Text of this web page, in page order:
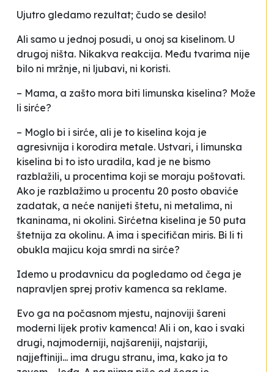
Ujutro gledamo rezultat; čudo se desilo!
Ali samo u jednoj posudi, u onoj sa kiselinom. U
drugoj ništa. Nikakva reakcija. Među tvarima nije
bilo ni mržnje, ni ljubavi, ni koristi.
– Mama, a zašto mora biti limunska kiselina? Može
li sirće?
– Moglo bi i sirće, ali je to kiselina koja je
agresivnija i korodira metale. Ustvari, i limunska
kiselina bi to isto uradila, kad je ne bismo
razblažili, u procentima koji se moraju poštovati.
Ako je razblažimo u procentu 20 posto obaviće
zadatak, a neće nanijeti štetu, ni metalima, ni
tkaninama, ni okolini. Sirćetna kiselina je 50 puta
štetnija za okolinu. A ima i specifičan miris. Bi li ti
obukla majicu koja smrdi na sirće?
Idemo u prodavnicu da pogledamo od čega je
napravljen sprej protiv kamenca sa reklame.
Evo ga na počasnom mjestu, najnoviji šareni
moderni lijek protiv kamenca! Ali i on, kao i svaki
drugi, najmoderniji, najšareniji, najstariji,
najjeftiniji... ima drugu stranu, ima, kako ja to